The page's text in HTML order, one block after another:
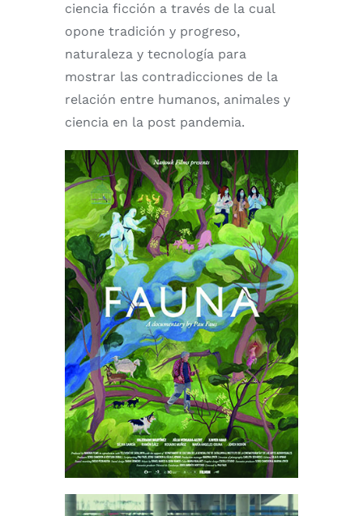
ciencia ficción a través de la cual
opone tradición y progreso,
naturaleza y tecnología para
mostrar las contradicciones de la
relación entre humanos, animales y
ciencia en la post pandemia.